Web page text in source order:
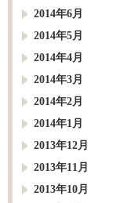
2014年6月
2014年5月
2014年4月
2014年3月
2014年2月
2014年1月
2013年12月
2013年11月
2013年10月